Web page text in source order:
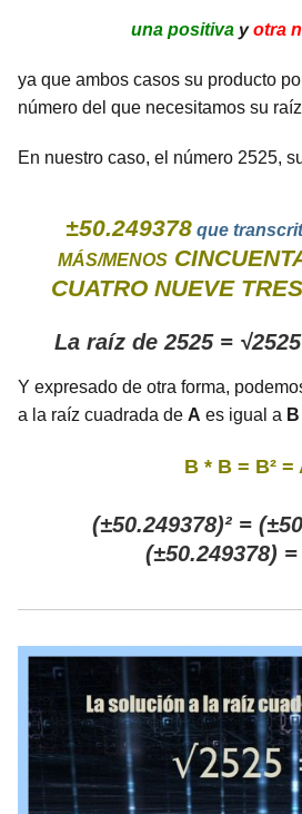
una positivayotra
ya que ambos casos su producto
número del que necesitamos su
En nuestro caso, el número 2525,
±50.249378 que
MÁS/MENOS
CUATRO NUEVE
La raíz de 2525 =
Y expresado de otra forma,
a la raíz cuadrada de A es igual a B
B * B = B² =
(±50.249378)² =
(±50.249378)